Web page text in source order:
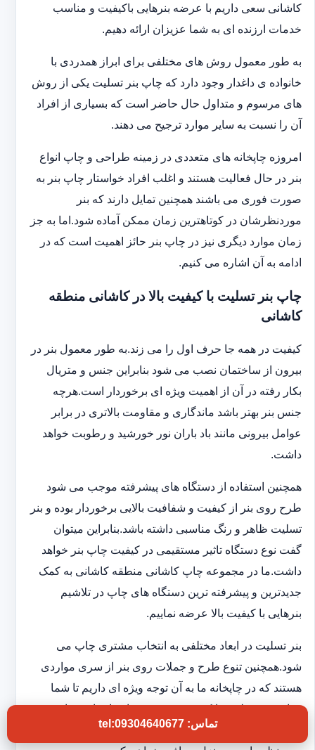
کاشانی سعی داریم با عرضه بنرهایی باکیفیت و مناسب
خدمات ارزنده ای به شما عزیزان ارائه دهیم.
به طور معمول روش های مختلفی برای ابراز همدردی با
خانواده ی داغدار وجود دارد که چاپ بنر تسلیت یکی از روش
های مرسوم و متداول حال حاضر است که بسیاری از افراد
آن را نسبت به سایر موارد ترجیح می دهند.
امروزه چاپخانه های متعددی در زمینه طراحی و چاپ انواع
بنر در حال فعالیت هستند و اغلب افراد خواستار چاپ بنر به
صورت فوری می باشند همچنین تمایل دارند که بنر
موردنظرشان در کوتاهترین زمان ممکن آماده شود.اما به جز
زمان موارد دیگری نیز در چاپ بنر حائز اهمیت است که در
ادامه به آن اشاره می کنیم.
چاپ بنر تسلیت با کیفیت بالا در کاشانی منطقه
کاشانی
کیفیت در همه جا حرف اول را می زند.به طور معمول بنر در
بیرون از ساختمان نصب می شود بنابراین جنس و متریال
بکار رفته در آن از اهمیت ویژه ای برخوردار است.هرچه
جنس بنر بهتر باشد ماندگاری و مقاومت بالاتری در برابر
عوامل بیرونی مانند باد باران نور خورشید و رطوبت خواهد
داشت.
همچنین استفاده از دستگاه های پیشرفته موجب می شود
طرح روی بنر از کیفیت و شفافیت بالایی برخوردار بوده و بنر
تسلیت ظاهر و رنگ مناسبی داشته باشد.بنابراین میتوان
گفت نوع دستگاه تاثیر مستقیمی در کیفیت چاپ بنر خواهد
داشت.ما در مجموعه چاپ کاشانی منطقه کاشانی به کمک
جدیدترین و پیشرفته ترین دستگاه های چاپ در تلاشیم
بنرهایی با کیفیت بالا عرضه نماییم.
بنر تسلیت در ابعاد مختلفی به انتخاب مشتری چاپ می
شود.همچنین تنوع طرح و جملات روی بنر از سری مواردی
هستند که در چاپخانه ما به آن توجه ویژه ای داریم تا شما
بتوانید بنر تسلیتی با کیفیت و فوری در اختیار داشته باشید.به
این ترتیب بدون اتلاف وقت و در کوتاهترین زمان بنر
تماس: tel:09304640677